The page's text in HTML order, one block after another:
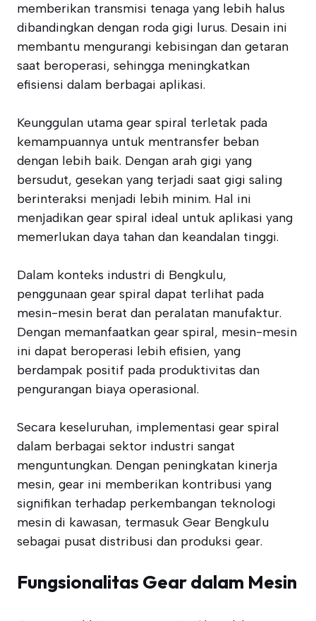
memberikan transmisi tenaga yang lebih halus
dibandingkan dengan roda gigi lurus. Desain ini
membantu mengurangi kebisingan dan getaran
saat beroperasi, sehingga meningkatkan
efisiensi dalam berbagai aplikasi.
Keunggulan utama gear spiral terletak pada
kemampuannya untuk mentransfer beban
dengan lebih baik. Dengan arah gigi yang
bersudut, gesekan yang terjadi saat gigi saling
berinteraksi menjadi lebih minim. Hal ini
menjadikan gear spiral ideal untuk aplikasi yang
memerlukan daya tahan dan keandalan tinggi.
Dalam konteks industri di Bengkulu,
penggunaan gear spiral dapat terlihat pada
mesin-mesin berat dan peralatan manufaktur.
Dengan memanfaatkan gear spiral, mesin-mesin
ini dapat beroperasi lebih efisien, yang
berdampak positif pada produktivitas dan
pengurangan biaya operasional.
Secara keseluruhan, implementasi gear spiral
dalam berbagai sektor industri sangat
menguntungkan. Dengan peningkatan kinerja
mesin, gear ini memberikan kontribusi yang
signifikan terhadap perkembangan teknologi
mesin di kawasan, termasuk Gear Bengkulu
sebagai pusat distribusi dan produksi gear.
Fungsionalitas Gear dalam Mesin